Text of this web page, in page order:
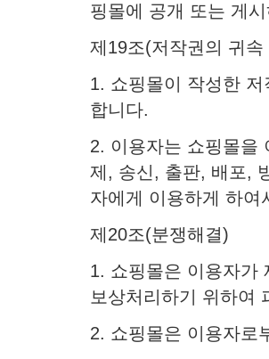
핑몰에 공개 또는 게
제19조(저작권의 귀
1. 쇼핑몰이 작성한
합니다.
2. 이용자는 쇼핑몰을
제, 송신, 출판, 배포,
자에게 이용하게 하여
제20조(분쟁해결)
1. 쇼핑몰은 이용자가
보상처리하기 위하여
2. 쇼핑몰은 이용자로